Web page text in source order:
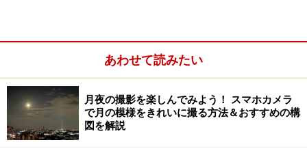
最近のデジタルカメラでは、シーンモードの選択肢に
「夜景と人物撮影モード」(※機種により表記は異なる)と
いうものがあります。最も手軽に夜景と人物を撮影した
あわせて読みたい
月夜の撮影を楽しんでみよう！ スマホカメラ
で月の模様をきれいに撮る方法＆おすすめの構
図を解説